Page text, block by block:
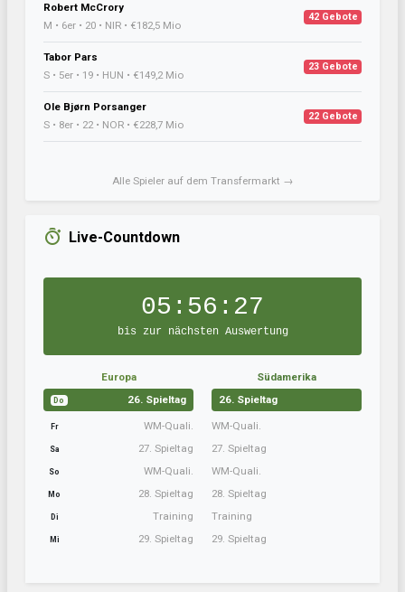
Robert McCrory
M • 6er • 20 • NIR • €182,5 Mio
42 Gebote
Tabor Pars
S • 5er • 19 • HUN • €149,2 Mio
23 Gebote
Ole Bjørn Porsanger
S • 8er • 22 • NOR • €228,7 Mio
22 Gebote
Alle Spieler auf dem Transfermarkt →
Live-Countdown
05:56:26
bis zur nächsten Auswertung
Europa
Do 26. Spieltag
Fr WM-Quali.
Sa 27. Spieltag
So WM-Quali.
Mo 28. Spieltag
Di Training
Mi 29. Spieltag
Südamerika
26. Spieltag
WM-Quali.
27. Spieltag
WM-Quali.
28. Spieltag
Training
29. Spieltag